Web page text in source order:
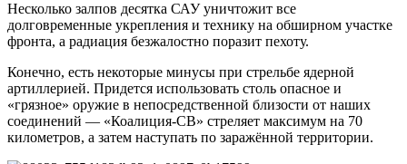
Несколько залпов десятка САУ уничтожит все
долговременные укрепления и технику на обширном участке
фронта, а радиация безжалостно поразит пехоту.
Конечно, есть некоторые минусы при стрельбе ядерной
артиллерией. Придется использовать столь опасное и
«грязное» оружие в непосредственной близости от наших
соединений — «Коалиция-СВ» стреляет максимум на 70
километров, а затем наступать по заражённой территории.